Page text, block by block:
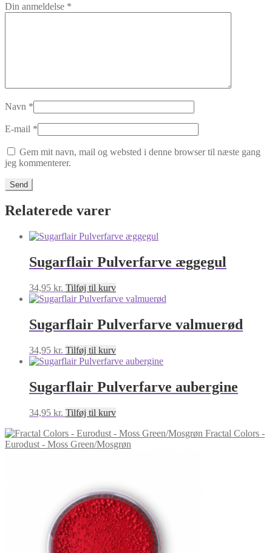
Din anmeldelse *
Navn *
E-mail *
Gem mit navn, mail og websted i denne browser til næste gang
jeg kommenterer.
Relaterede varer
Sugarflair Pulverfarve æggegul
34,95 kr. Tilføj til kurv
Sugarflair Pulverfarve valmuerød
34,95 kr. Tilføj til kurv
Sugarflair Pulverfarve aubergine
34,95 kr. Tilføj til kurv
Fractal Colors -
Eurodust - Moss Green/Mosgrøn